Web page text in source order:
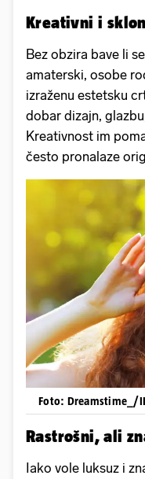
Kreativni i
Bez obzira bave li
amaterski, osobe
izraženu estetsku
dobar dizajn,
Kreativnost im
često pronalaze
Foto: Dreamstime_/
Rastrošni, ali
Iako vole luksuz i